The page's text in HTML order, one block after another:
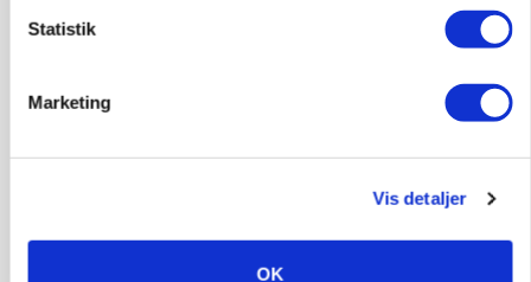
Statistik
Marketing
Vis detaljer
OK